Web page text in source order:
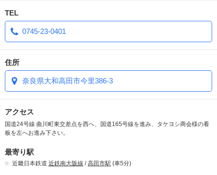
素泊まりプランには貸出サービス、フードサービスが一切ないの
ースをいっぱい買い込んでから来てね！！
スタッフ一同、皆様のご来店をお待ちしております。
TEL
0745-23-0401
住所
奈良県大和高田市今里386-3
アクセス
国道24号線 曲川町東交差点を西へ、国道165号線を進み、タケヨシ商会様の看
板を左へお進み下さい。
最寄り駅
近畿日本鉄道 近鉄南大阪線 /高田市駅 (車5分)